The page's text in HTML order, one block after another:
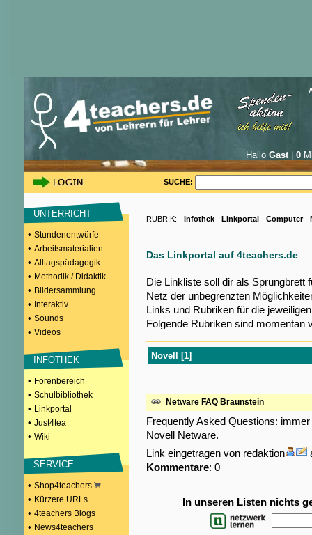
Hallo Gast| 0
SUCHE:
UNTERRICHT
• Stundenentwürfe
• Arbeitsmaterialien
• Alltagspädagogik
• Methodik / Didaktik
• Bildersammlung
• Interaktiv
• Sounds
• Videos
INFOTHEK
• Forenbereich
• Schulbibliothek
• Linkportal
• Just4tea
• Wiki
SERVICE
• Shop4teachers
• Kürzere URLs
• 4teachers Blogs
• News4teachers
RUBRIK: - Infothek - Linkportal - Computer-
Das Linkportal auf 4teachers.de
Die Linkliste soll dir als Sprungbrett
Netz der unbegrenzten
Links und Rubriken für die
Folgende Rubriken sind momentan
Novell [1]
Netware FAQ Braunstein
Frequently Asked Questions:
Novell Netware.
Link eingetragen von redaktion
Kommentare: 0
In unseren Listen nichts